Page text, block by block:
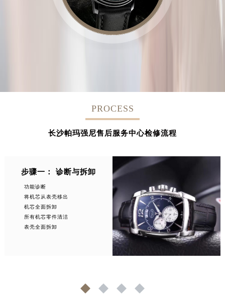
PROCESS
长沙帕玛强尼售后服务中心检修流程
步骤一： 诊断与拆卸
功能诊断
将机芯从表壳移出
机芯全面拆卸
所有机芯零件清洁
表壳全面拆卸
1 2 3 4